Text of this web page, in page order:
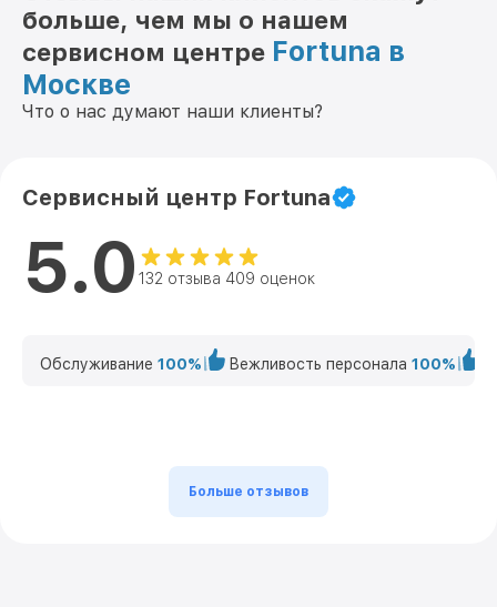
больше, чем мы о нашем
сервисном центре Fortuna в
Москве
Что о нас думают наши клиенты?
Сервисный центр Fortuna
5.0 132 отзыва 409 оценок
Обслуживание 100% Вежливость персонала 100%
Больше отзывов